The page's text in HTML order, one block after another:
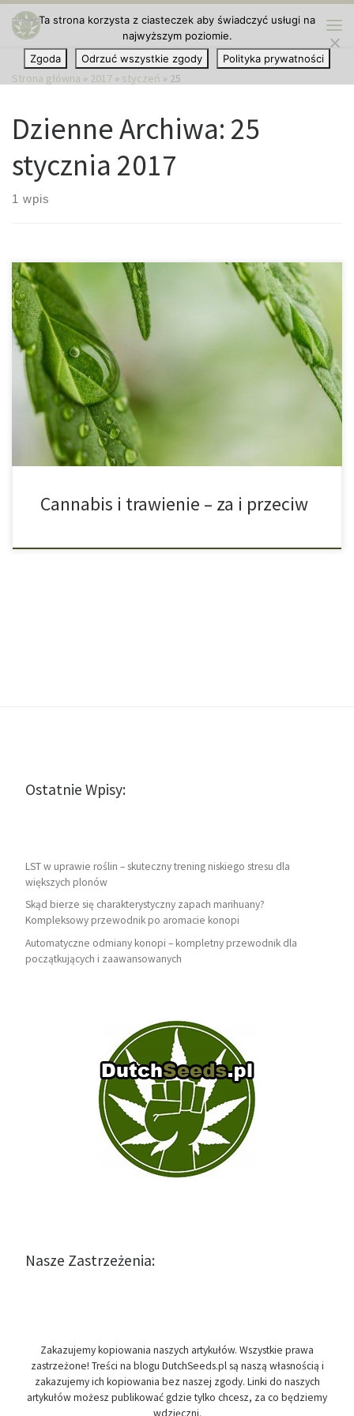
Przejdź do treści
Strona główna » 2017 » styczeń » 25
Dzienne Archiwa: 25
stycznia 2017
1 wpis
Dowiedziono już niejednokrotnie, że cannabis może zdziałać
wiele dobrego dla naszego zdrowia, nie na darmo jest on
legalizowany w innych zakątkach świata, aby ludzie mogli się nim
leczyć. Także w Polsce są poczynane coraz większe kroki w stronę
legalizacji medycznej marihuany. Ale jak to jest właściwie z
naszym trawieniem? Czy […]
Cannabis i trawienie – za i przeciw
Ostatnie Wpisy:
LST w uprawie roślin – skuteczny trening niskiego stresu dla
większych plonów
Skąd bierze się charakterystyczny zapach marihuany?
Kompleksowy przewodnik po aromacie konopi
Automatyczne odmiany konopi – kompletny przewodnik dla
początkujących i zaawansowanych
Nasze Zastrzeżenia:
Zakazujemy kopiowania naszych artykułów. Wszystkie prawa
zastrzeżone! Treści na blogu DutchSeeds.pl są naszą własnością i
zakazujemy ich kopiowania bez naszej zgody. Linki do naszych
artykułów możesz publikować gdzie tylko chcesz, za co będziemy
Ta strona korzysta z ciasteczek aby świadczyć usługi na
najwyższym poziomie.
Zgoda
Odrzuć wszystkie zgody Polityka prywatności